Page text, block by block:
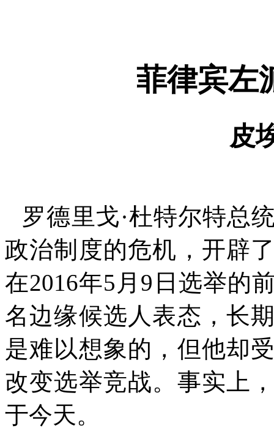
菲律宾左
皮
罗德里戈·杜特尔特总
政治制度的危机，开辟
在2016年5 月 9 日选举的
名边缘候选人表态，长
是难以想象的，但他却
改变选举竞战。事实上
于今天。